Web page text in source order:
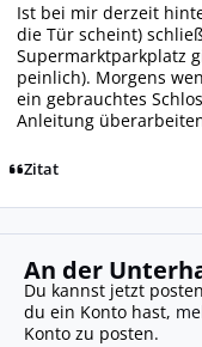
Ist bei mir derzeit
die Tür scheint)
Supermarktparkplatz
peinlich). Morgens
ein gebrauchtes
Anleitung
Zitat
An der
Du kannst jetzt
du ein Konto hast,
Konto zu posten.